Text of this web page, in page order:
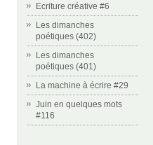
Ecriture créative #6
Les dimanches
poétiques (402)
Les dimanches
poétiques (401)
La machine à écrire #29
Juin en quelques mots
#116